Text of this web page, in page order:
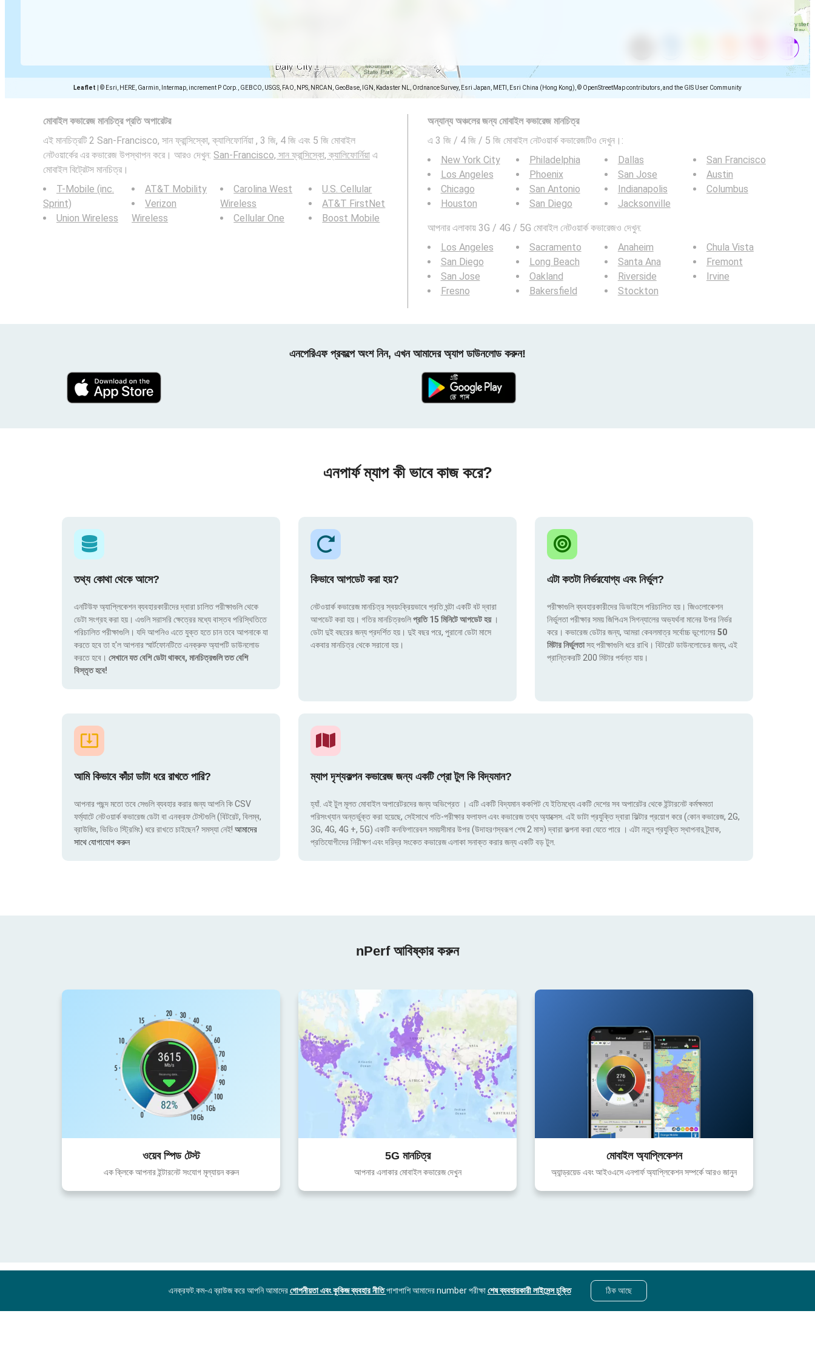
Leaflet © Esri, HERE, Garmin, Intermap, increment P Corp., GEBCO, USGS, FAO, NPS, NRCAN, GeoBase, IGN, Kadaster NL, Ordnance Survey, Esri Japan, METI, Esri China (Hong Kong), © OpenStreetMap contributors, and the GIS User Community
মোবাইল কভারেজ মানচিত্র প্রতি অপারেটর
এই মানচিত্রটি 2 San-Francisco, সান ফ্রান্সিস্কো, ক্যালিফোর্নিয়া , 3 জি, 4 জি এবং 5 জি মোবাইল
নেটওয়ার্কের এর কভারেজ উপস্থাপন করে। আরও দেখুন: San-Francisco, সান ফ্রান্সিস্কো, ক্যালিফোর্নিয়া এ
মোবাইল বিট্রেটস মানচিত্র।
T-Mobile (inc.
Sprint)
Union Wireless
AT&T Mobility
Verizon
Wireless
Carolina West
Wireless
Cellular One
U.S. Cellular
AT&T FirstNet
Boost Mobile
অন্যান্য অঞ্চলের জন্য মোবাইল কভারেজ মানচিত্র
এ 3 জি / 4 জি / 5 জি মোবাইল নেটওয়ার্ক কভারেজটিও দেখুন।:
New York City
Los Angeles
Chicago
Houston
Philadelphia
Phoenix
San Antonio
San Diego
Dallas
San Jose
Indianapolis
Jacksonville
San Francisco
Austin
Columbus
আপনার এলাকায় 3G / 4G / 5G মোবাইল নেটওয়ার্ক কভারেজও দেখুন:
Los Angeles
San Diego
San Jose
Fresno
Sacramento
Long Beach
Oakland
Bakersfield
Anaheim
Santa Ana
Riverside
Stockton
Chula Vista
Fremont
Irvine
এনপেরিএফ প্রকল্পে অংশ নিন, এখন আমাদের অ্যাপ ডাউনলোড করুন!
এনপার্ফ ম্যাপ কী ভাবে কাজ করে?
তথ্য কোথা থেকে আসে?
এনটিউফ অ্যাপ্লিকেশন ব্যবহারকারীদের দ্বারা চালিত পরীক্ষাগুলি থেকে
ডেটা সংগ্রহ করা হয়। এগুলি সরাসরি ক্ষেত্রের মধ্যে বাস্তব পরিস্থিতিতে
পরিচালিত পরীক্ষাগুলি। যদি আপনিও এতে যুক্ত হতে চান তবে আপনাকে যা
করতে হবে তা হ'ল আপনার স্মার্টফোনটিতে এনক্রুফ অ্যাপটি ডাউনলোড
করতে হবে। সেখানে যত বেশি ডেটা থাকবে, মানচিত্রগুলি তত বেশি
বিস্তৃত হবে!
কিভাবে আপডেট করা হয়?
নেটওয়ার্ক কভারেজ মানচিত্র স্বয়ংক্রিয়ভাবে প্রতি ঘন্টা একটি বট দ্বারা
আপডেট করা হয়। গতির মানচিত্রগুলিপ্রতি 15 মিনিটে আপডেট হয় ।
ডেটা দুই বছরের জন্য প্রদর্শিত হয়। দুই বছর পরে, পুরানো ডেটা মাসে
একবার মানচিত্র থেকে সরানো হয়।
এটা কতটা নির্ভরযোগ্য এবং নির্ভুল?
পরীক্ষাগুলি ব্যবহারকারীদের ডিভাইসে পরিচালিত হয়। জিওলোকেশন
নির্ভুলতা পরীক্ষার সময় জিপিএস সিগন্যালের অভ্যর্থনা মানের উপর নির্ভর
করে। কভারেজ ডেটার জন্য, আমরা কেবলমাত্র সর্বোচ্চ ভূগোলের50
মিটার নির্ভুলতাসহ পরীক্ষাগুলি ধরে রাখি। বিটরেট ডাউনলোডের জন্য, এই
প্রান্তিকরটি 200 মিটার পর্যন্ত যায়।
আমি কিভাবে কাঁচা ডাটা ধরে রাখতে পারি?
আপনার পছন্দ মতো তবে সেগুলি ব্যবহার করার জন্য আপনি কি CSV
ফর্ম্যাটে নেটওয়ার্ক কভারেজ ডেটা বা এনক্রফ টেস্টগুলি (বিটরেট, বিলম্ব,
ব্রাউজিং, ভিডিও স্ট্রিমিং) ধরে রাখতে চাইছেন? সমস্যা নেই! আমাদের
সাথে যোগাযোগ করুন
ম্যাপ দৃশ্যকল্পন কভারেজ জন্য একটি প্রো টুল কি বিদ্যমান?
হ্যাঁ. এই টুল মূলত মোবাইল অপারেটরদের জন্য অভিপ্রেত । এটি একটি বিদ্যমান ককপিট যে ইতিমধ্যে একটি দেশের সব অপারেটর থেকে ইন্টারনেট কর্মক্ষমতা
পরিসংখ্যান অন্তর্ভুক্ত করা হয়েছে, সেইসাথে গতি-পরীক্ষার ফলাফল এবং কভারেজ তথ্য অ্যাক্সেস. এই ডাটা প্রযুক্তি দ্বারা ফিল্টার প্রয়োগ করে (কোন কভারেজ, 2G,
3G, 4G, 4G +, 5G) একটি কনফিগারেবল সময়সীমার উপর (উদাহরণস্বরূপ শেষ 2 মাস) দ্বারা কল্পনা করা যেতে পারে । এটা নতুন প্রযুক্তি স্থাপনার ট্র্যাক,
প্রতিযোগীদের নিরীক্ষণ এবং দরিদ্র সংকেত কভারেজ এলাকা সনাক্ত করার জন্য একটি বড় টুল.
nPerf আবিষ্কার করুন
ওয়েব স্পিড টেস্ট
এক ক্লিকে আপনার ইন্টারনেট সংযোগ মূল্যায়ন করুন
5G মানচিত্র
আপনার এলাকার মোবাইল কভারেজ দেখুন
মোবাইল অ্যাপ্লিকেশন
অ্যান্ড্রয়েড এবং আইওএসে এনপার্ফ অ্যাপ্লিকেশন সম্পর্কে আরও জানুন
এনক্রফট.কম-এ ব্রাউজ করে আপনি আমাদেরগোপনীয়তা এবং কুকিজ ব্যবহার নীতিপাশাপাশি আমাদের number পরীক্ষাশেষ ব্যবহারকারী লাইসেন্স চুক্তি ঠিক আছে